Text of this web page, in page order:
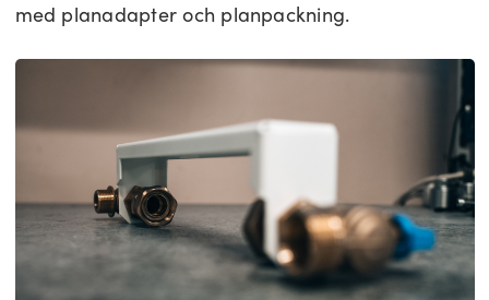
med planadapter och planpackning.